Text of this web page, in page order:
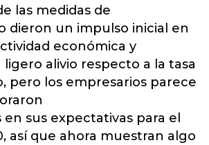
las medidas de
dieron un impulso inicial en
económica y
alivio respecto a la tasa
pero los empresarios parece
en sus expectativas para el
así que ahora muestran algo